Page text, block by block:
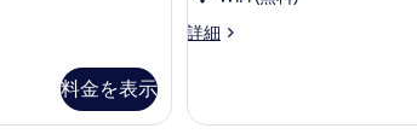
て
写
(Premier)
料金を表示
ー
キ
詳細
ビ
ダ